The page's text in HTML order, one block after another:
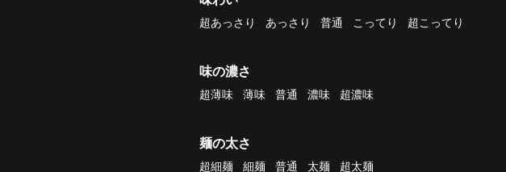
超あっさり あっさり 普通 こってり 超こってり
味の濃さ
超薄味 薄味 普通 濃味 超濃味
麺の太さ
超細麺 細麺 普通 太麺 超太麺